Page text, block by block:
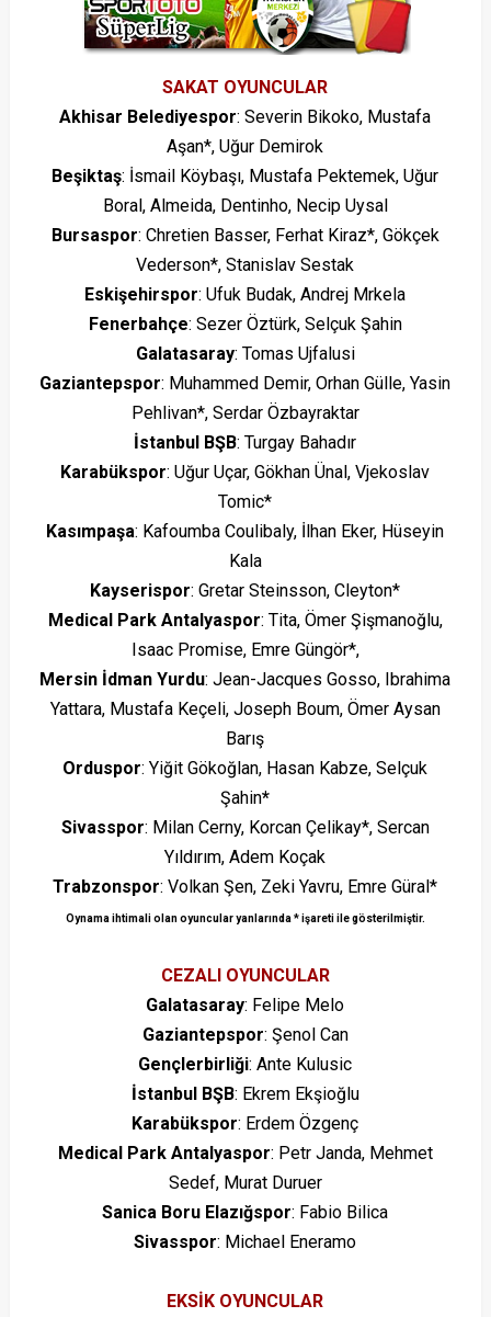
SAKAT OYUNCULAR
Akhisar Belediyespor: Severin Bikoko, Mustafa
Aşan*, Uğur Demirok
Beşiktaş: İsmail Köybaşı, Mustafa Pektemek, Uğur
Boral, Almeida, Dentinho, Necip Uysal
Bursaspor: Chretien Basser, Ferhat Kiraz*, Gökçek
Vederson*, Stanislav Sestak
Eskişehirspor: Ufuk Budak, Andrej Mrkela
Fenerbahçe: Sezer Öztürk, Selçuk Şahin
Galatasaray: Tomas Ujfalusi
Gaziantepspor: Muhammed Demir, Orhan Gülle, Yasin
Pehlivan*, Serdar Özbayraktar
İstanbul BŞB: Turgay Bahadır
Karabükspor: Uğur Uçar, Gökhan Ünal, Vjekoslav
Tomic*
Kasımpaşa: Kafoumba Coulibaly, İlhan Eker, Hüseyin
Kala
Kayserispor: Gretar Steinsson, Cleyton*
Medical Park Antalyaspor: Tita, Ömer Şişmanoğlu,
Isaac Promise, Emre Güngör*,
Mersin İdman Yurdu: Jean-Jacques Gosso, Ibrahima
Yattara, Mustafa Keçeli, Joseph Boum, Ömer Aysan
Barış
Orduspor: Yiğit Gökoğlan, Hasan Kabze, Selçuk
Şahin*
Sivasspor: Milan Cerny, Korcan Çelikay*, Sercan
Yıldırım, Adem Koçak
Trabzonspor: Volkan Şen, Zeki Yavru, Emre Güral*
Oynama ihtimali olan oyuncular yanlarında * işareti ile gösterilmiştir.
CEZALI OYUNCULAR
Galatasaray: Felipe Melo
Gaziantepspor: Şenol Can
Gençlerbirliği: Ante Kulusic
İstanbul BŞB: Ekrem Ekşioğlu
Karabükspor: Erdem Özgenç
Medical Park Antalyaspor: Petr Janda, Mehmet
Sedef, Murat Duruer
Sanica Boru Elazığspor: Fabio Bilica
Sivasspor: Michael Eneramo
EKSİK OYUNCULAR